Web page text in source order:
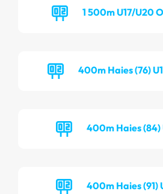
1 500m U17/U20
400m Haies (76)
400m Haies (84)
400m Haies (91)